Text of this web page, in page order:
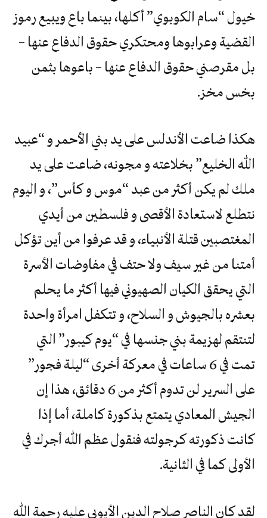
خيول “سام الكوبوي” أكلها، بينما باع ويبيع رموز
القضية وعرابوها ومحتكري حقوق الدفاع عنها –
بل مقرصني حقوق الدفاع عنها – باعوها بثمن
بخس مخز.
هكذا ضاعت الأندلس على يد بني الأحمر و “عبيد
الله الخليع” بخلاعته و مجونه، ضاعت على يد
ملك لم يكن أكثر من عبد “موس و كأس”، و اليوم
نتطلع لاستعادة الأقصى و فلسطين من أيدي
المغتصبين قتلة الأنبياء، و قد عرفوا من أين تؤكل
أمتنا من غير سيف ولا حتف في مفاوضات الأسرة
التي يحقق الكيان الصهيوني فيها أكثر ما يحلم
بعشره بالجيوش و السلاح، و تتكفل امرأة واحدة
لتنتقم لهزيمة بني جنسها في “يوم كيبور” التي
تمت في 6 ساعات في معركة أخرى “ليلة فجور”
على السرير لن تدوم أكثر من 6 دقائق، هذا إن
الجيش المعادي يتمتع بذكورة كاملة، أما إذا
كانت ذكورته كرجولته فنقول عظم الله أجرك في
الأولى كما في الثانية.
لقد كان الناصر صلاح الدين الأيوبي عليه رحمة الله